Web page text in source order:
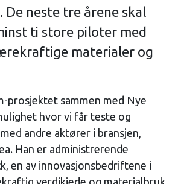
De neste tre årene skal
ti store piloter med
materialer og
prosjektet sammen med Nye
hvor vi får teste og
andre aktører i bransjen,
Han er administrerende
en av innovasjonsbedriftene i
verdikjede og materialbruk